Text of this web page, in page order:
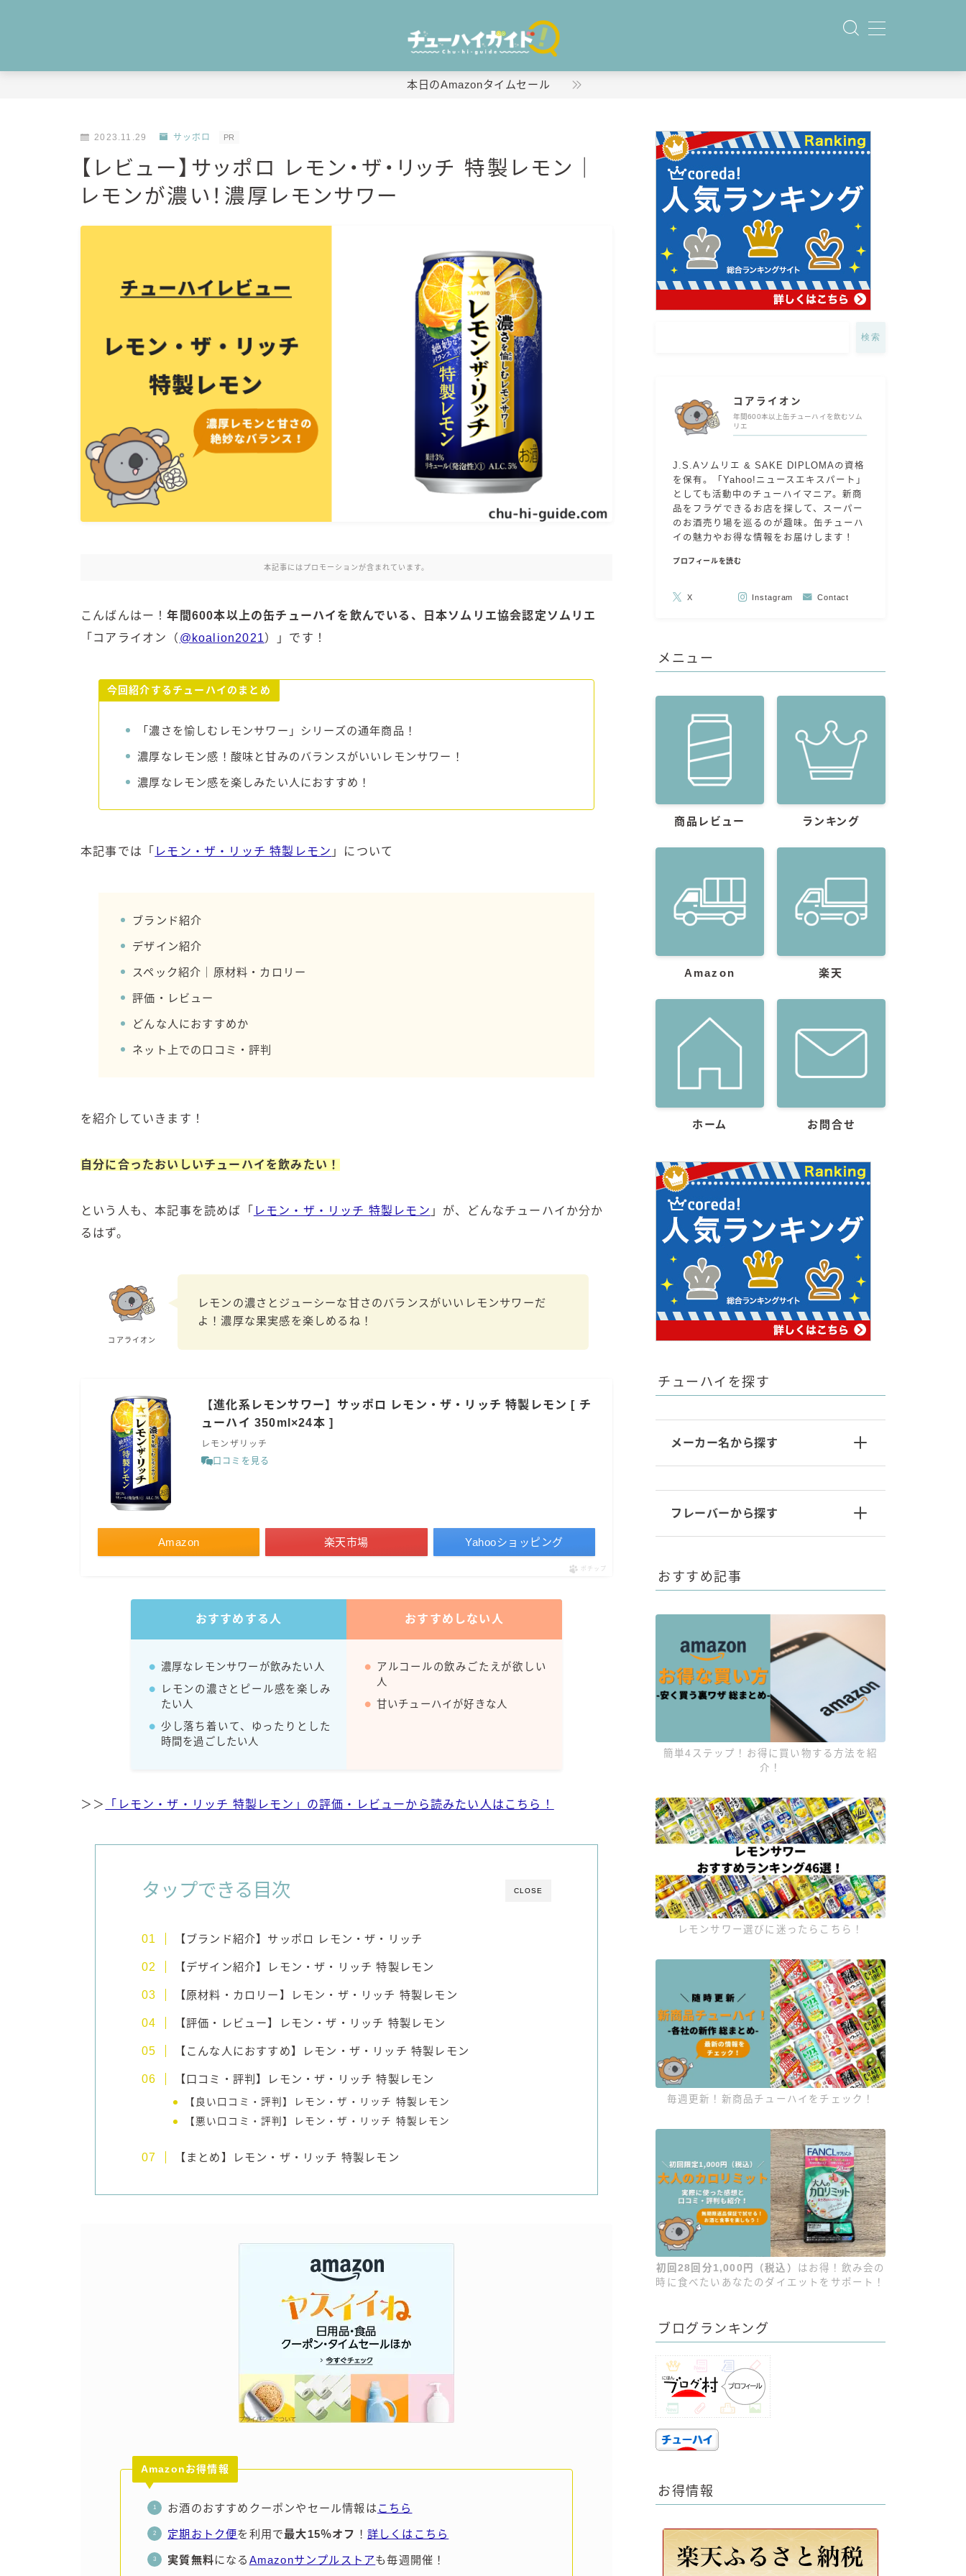
商品レビュー
キリン
氷結
氷結 無糖
氷結 ストロング
麒麟特製サワー
麒麟 発酵サワー
麹レモンサワー
本搾り
スミノフ セルツァー
サントリー
CRAFT－196℃
ほろよい
鏡月焼酎ハイ
アサヒ
樽ハイ倶楽部
タカラCANチューハイ
すみか
オリオンビール
その他メーカー
素滴しぼり
お得情報
Amazon
本日のAmazonタイムセール
2023.11.29 サッポロ PR
【レビュー】サッポロ レモン・ザ・リッチ 特製レモン｜
レモンが濃い！濃厚レモンサワー
本記事にはプロモーションが含まれています。
こんばんはー！年間600本以上の缶チューハイを飲んでいる、日本ソムリエ協会認定ソムリエ
「コアライオン（ @koalion2021）」です！
今回紹介するチューハイのまとめ
「濃さを愉しむレモンサワー」シリーズの通年商品！
濃厚なレモン感！酸味と甘みのバランスがいいレモンサワー！
濃厚なレモン感を楽しみたい人におすすめ！
本記事では「 レモン・ザ・リッチ 特製レモン 」について
ブランド紹介
デザイン紹介
スペック紹介｜原材料・カロリー
評価・レビュー
どんな人におすすめか
ネット上での口コミ・評判
を紹介していきます！
自分に合ったおいしいチューハイを飲みたい！
という人も、本記事を読めば「 レモン・ザ・リッチ 特製レモン 」が、どんなチューハイか分か
るはず。
コアライオン
レモンの濃さとジューシーな甘さのバランスがいいレモンサワーだ
よ！濃厚な果実感を楽しめるね！
【進化系レモンサワー】サッポロ レモン・ザ・リッチ 特製レモン [ チ
ューハイ 350ml×24本 ]
レモンザリッチ
口コミを見る
Amazon 楽天市場 Yahooショッピング
ポチップ
おすすめする人 おすすめしない人
濃厚なレモンサワーが飲みたい人
レモンの濃さとピール感を楽しみ
たい人
少し落ち着いて、ゆったりとした
時間を過ごしたい人
アルコールの飲みごたえが欲しい
人
甘いチューハイが好きな人
＞＞ 「レモン・ザ・リッチ 特製レモン」の評価・レビューから読みたい人はこちら！
CLOSE
タップできる目次
【ブランド紹介】サッポロ レモン・ザ・リッチ
【デザイン紹介】レモン・ザ・リッチ 特製レモン
【原材料・カロリー】レモン・ザ・リッチ 特製レモン
【評価・レビュー】レモン・ザ・リッチ 特製レモン
【こんな人におすすめ】レモン・ザ・リッチ 特製レモン
【口コミ・評判】レモン・ザ・リッチ 特製レモン
【良い口コミ・評判】レモン・ザ・リッチ 特製レモン
【悪い口コミ・評判】レモン・ザ・リッチ 特製レモン
【まとめ】レモン・ザ・リッチ 特製レモン
Amazonお得情報
お酒のおすすめクーポンやセール情報はこちら
定期おトク便を利用で最大15％オフ ！ 詳しくはこちら
実質無料になる Amazonサンプルストアも毎週開催！
検索
コアライオン
年間600本以上缶チューハイを飲むソム
リエ
J.S.Aソムリエ & SAKE DIPLOMAの資格
を保有。「Yahoo!ニュースエキスパート」
としても活動中のチューハイマニア。新商
品をフラゲできるお店を探して、スーパー
のお酒売り場を巡るのが趣味。缶チューハ
イの魅力やお得な情報をお届けします！
プロフィールを読む
X Instagram Contact
メニュー
商品レビュー ランキング
Amazon 楽天
ホーム お問合せ
チューハイを探す
メーカー名から探す
フレーバーから探す
おすすめ記事
簡単4ステップ！お得に買い物する方法を紹
介！
レモンサワー選びに迷ったらこちら！
毎週更新！新商品チューハイをチェック！
初回28回分1,000円（税込） はお得！飲み会の
時に食べたいあなたのダイエットをサポート！
ブログランキング
お得情報